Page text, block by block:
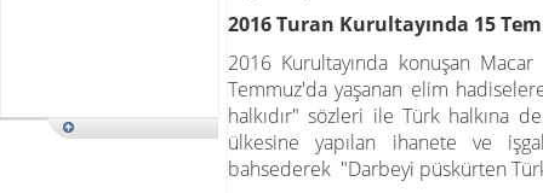
2016 Turan Kurultayında 15
2016 Kurultayında konuşan
Temmuz'da yaşanan elim
halkıdır" sözleri ile Türk halkına
ülkesine yapılan ihanete ve
bahsederek "Darbeyi püskürten